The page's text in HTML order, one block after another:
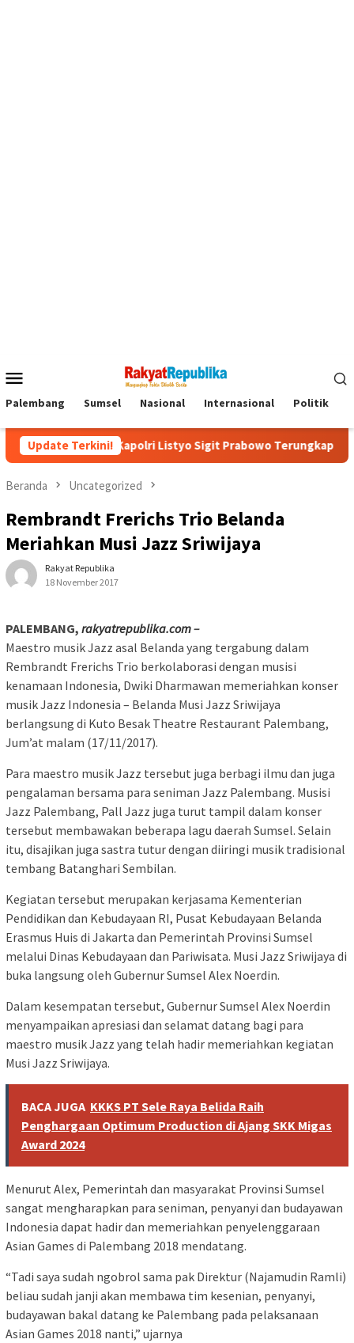
Mobile
Palembang Sumsel Nasional Internasional Politik
Update Terkini!
Kapolri Listyo Sigit Prabowo Terungkap Sudah
Beranda Uncategorized
Rembrandt Frerichs Trio Belanda
Meriahkan Musi Jazz Sriwijaya
Rakyat Republika
18 November 2017
PALEMBANG, rakyatrepublika.com–
Maestro musik Jazz asal Belanda yang tergabung dalam
Rembrandt Frerichs Trio berkolaborasi dengan musisi
kenamaan Indonesia, Dwiki Dharmawan memeriahkan konser
musik Jazz Indonesia – Belanda Musi Jazz Sriwijaya
berlangsung di Kuto Besak Theatre Restaurant Palembang,
Jum’at malam (17/11/2017).
Para maestro musik Jazz tersebut juga berbagi ilmu dan juga
pengalaman bersama para seniman Jazz Palembang. Musisi
Jazz Palembang, Pall Jazz juga turut tampil dalam konser
tersebut membawakan beberapa lagu daerah Sumsel. Selain
itu, disajikan juga sastra tutur dengan diiringi musik tradisional
tembang Batanghari Sembilan.
Kegiatan tersebut merupakan kerjasama Kementerian
Pendidikan dan Kebudayaan RI, Pusat Kebudayaan Belanda
Erasmus Huis di Jakarta dan Pemerintah Provinsi Sumsel
melalui Dinas Kebudayaan dan Pariwisata. Musi Jazz Sriwijaya di
buka langsung oleh Gubernur Sumsel Alex Noerdin.
Dalam kesempatan tersebut, Gubernur Sumsel Alex Noerdin
menyampaikan apresiasi dan selamat datang bagi para
maestro musik Jazz yang telah hadir memeriahkan kegiatan
Musi Jazz Sriwijaya.
BACA JUGA KKKS PT Sele Raya Belida Raih
Penghargaan Optimum Production di Ajang SKK Migas
Award 2024
Menurut Alex, Pemerintah dan masyarakat Provinsi Sumsel
sangat mengharapkan para seniman, penyanyi dan budayawan
Indonesia dapat hadir dan memeriahkan penyelenggaraan
Asian Games di Palembang 2018 mendatang.
“Tadi saya sudah ngobrol sama pak Direktur (Najamudin Ramli)
beliau sudah janji akan membawa tim kesenian, penyanyi,
budayawan bakal datang ke Palembang pada pelaksanaan
Asian Games 2018 nanti,” ujarnya